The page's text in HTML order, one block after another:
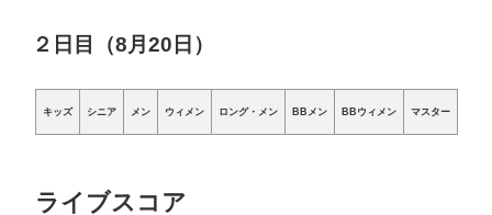
２日目（8月20日）
キッズ シニア メン ウィメン ロング・メン BBメン BBウィメン マスター
ライブスコア